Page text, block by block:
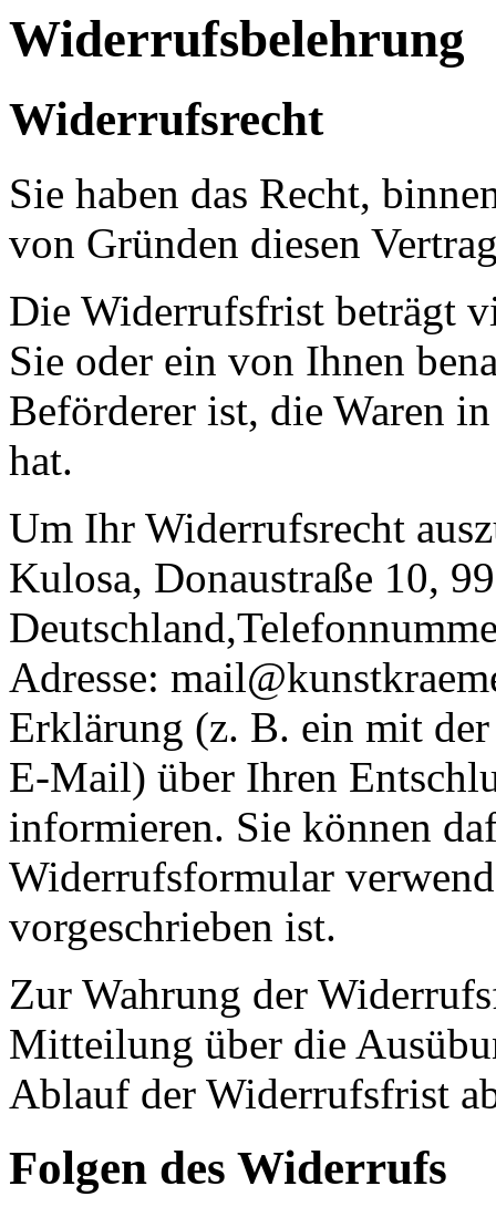
Widerrufsbelehrung
Widerrufsrecht
Sie haben das Recht,
von Gründen diesen
Die Widerrufsfrist beträgt
Sie oder ein von Ihnen
Beförderer ist, die Waren
hat.
Um Ihr Widerrufsrecht
Kulosa, Donaustraße 10,
Adresse:
Erklärung (z. B. ein mit
E-Mail) über Ihren
informieren. Sie können
Widerrufsformular
vorgeschrieben ist.
Zur Wahrung der
Mitteilung über die
Ablauf der Widerrufsfrist
Folgen des Widerrufs